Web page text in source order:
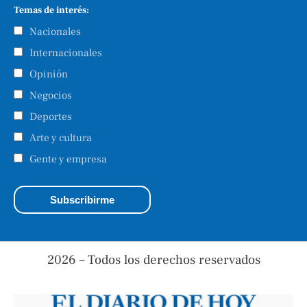
Temas de interés:
Nacionales
Internacionales
Opinión
Negocios
Deportes
Arte y cultura
Gente y empresa
2026 – Todos los derechos reservados